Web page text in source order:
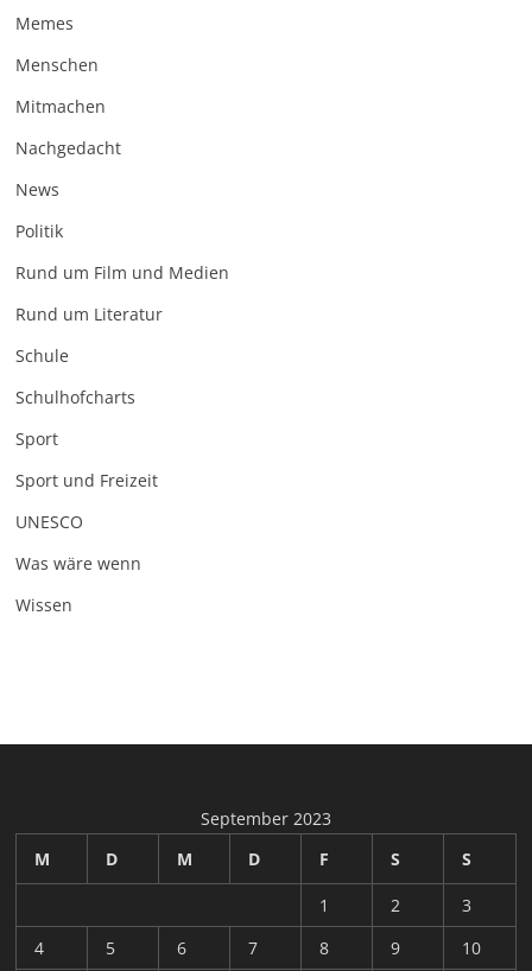
Memes
Menschen
Mitmachen
Nachgedacht
News
Politik
Rund um Film und Medien
Rund um Literatur
Schule
Schulhofcharts
Sport
Sport und Freizeit
UNESCO
Was wäre wenn
Wissen
September 2023
M
D M D F S S
1 2
3
4
5 6 7 8 9
10